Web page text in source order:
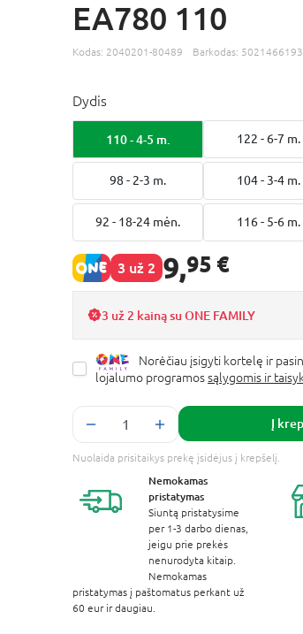
EA780 110
Kodas: 2040201-80489 Barkodas:
Dydis
110 - 4-5 m. 122 - 6-7 m.
98 - 2-3 m. 104 - 3-4 m.
92 - 18-24 mėn. 116 - 5-6 m.
3 už 2 9,95 €
3 už 2 kainą su ONE FAMILY
Norėčiau įsigyti kortelę ir
lojalumo programossąlygomis ir
Į
Nuolaida prisitaikys prekę įsidėjus į krepšelį.
Nemokamas
pristatymas
Siuntą pristatysime
per 1-3 darbo dienas,
jeigu prie prekės
nenurodyta kitaip.
Nemokamas
pristatymas į paštomatus perkant už
60 eur ir daugiau.